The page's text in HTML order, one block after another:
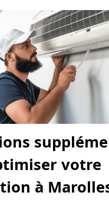
votre
à